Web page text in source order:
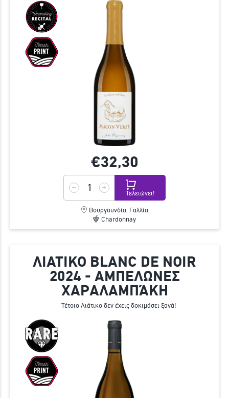
€32,30
Τελειώνει!
Βουργουνδία, Γαλλία
Chardonnay
ΛΙΑΤΙΚΟ BLANC DE NOIR
2024 - ΑΜΠΕΛΩΝΕΣ
ΧΑΡΑΛΑΜΠΆΚΗ
Τέτοιο Λιάτικο δεν έχεις δοκιμάσει ξανά!